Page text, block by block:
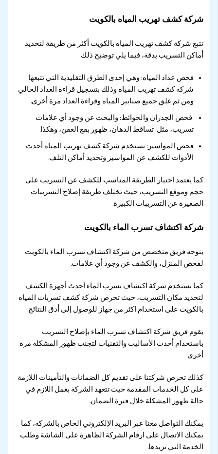
شركة كشف تهريب المياه بالكويت
تتبع شركة كشف تهريب المياه بالكويت أكثر من طريقة لتحديد
أماكن التسريب بدقة، فيما يلي توضيح ذلك:
فحص عداد المياه: وهي إحدى الطرق التقليدية التي تتبعها
شركة كشف تهريب المياه وذلك بتسجيل قراءة العداد الحالي
ومن ثم غلق جميع صنابير المياه وقراءة العداد مرة أخرى.
فحص الجدران والحوائط: والبحث عن وجود أي علامات
تسريب، مثل: تساقط الدهان، ظهور بقع العفن، وهكذا.
فحص المواسير: تستخدم شركة كشف تهريب المياه أحدث
الأدوات للكشف عن المواسير وتحديد أماكن التلف.
كما يعتمد اختيار الطريقة المناسب للكشف عن التسريب على
حجم وموقع التسريب، حيث تختلف طريقة إصلاح التسريبات
الصغيرة عن التسريبات الكبيرة.
شركة اكتشاف تسرب الماء بالكويت
يتوجه فريق متخصص من شركة اكتشاف تسرب الماء بالكويت
لفحص المنزل، والكشف عن وجود أي علامات.
كما تستخدم شركة اكتشاف تسرب الماء أحدث أجهزة الكشف
لتحديد مكان التسريب، حيث تحرص شركة كشف تسربات المياه
بالكويت على استخدام اكثر من جهاز للوصول إلى أدق النتائج.
يقوم فريق شركة اكتشاف تسرب الماء بإصلاح التسريب
باستخدام أحدث الأساليب والتقنيات لتجنب ظهور المشكلة مرة
أخرى.
كذلك تحرص شركتنا على تقديم كل الضمانات والتأمينات اللازمة
على كل الخدمات المقدمة حيث تتعهد الشركة بعمل اللازم في
حالة ظهور المشكلة خلال فترة الضمان.
يمكنك التواصل معنا عبر البريد الإلكتروني الخاص بالشركة، كما
يمكنك الاتصال على ارقام الشركة الظاهرة على الشاشة وطلب
الخدمة التي تريدها.